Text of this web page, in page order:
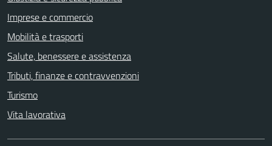
Imprese e commercio
Mobilità e trasporti
Salute, benessere e assistenza
Tributi, finanze e contravvenzioni
Turismo
Vita lavorativa